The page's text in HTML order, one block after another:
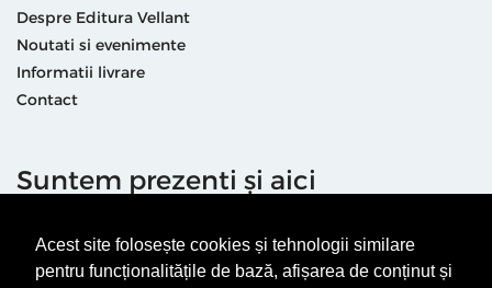
Acest site folosește cookies și tehnologii similare
pentru funcționalitățile de bază, afișarea de conținut și
Despre Editura Vellant
Noutati si evenimente
Informatii livrare
Contact
Suntem prezenti și aici